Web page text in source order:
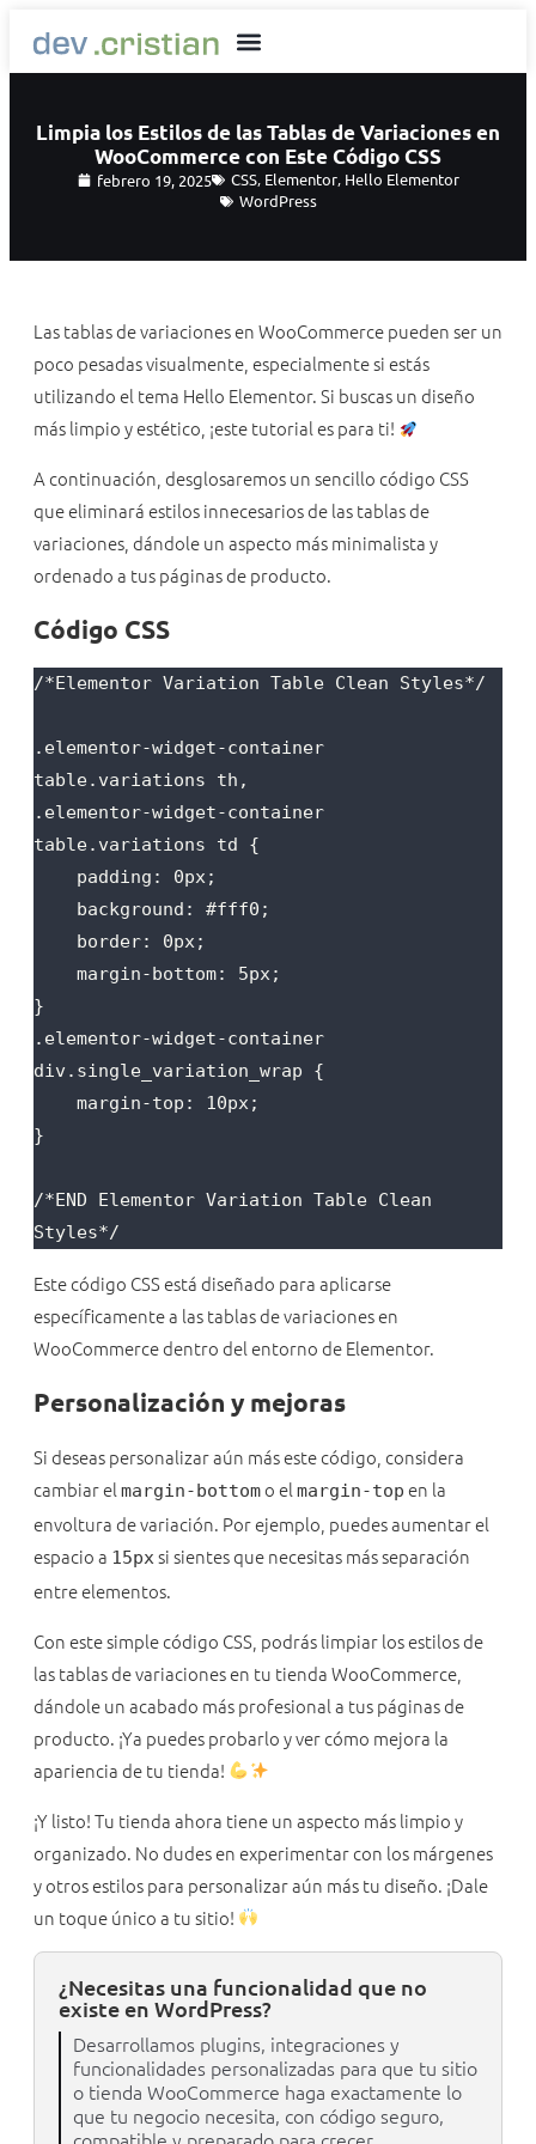
Limpia los Estilos de las Tablas de Variaciones en
WooCommerce con Este Código CSS
febrero 19, 2025 CSS, Elementor, Hello Elementor
WordPress
Las tablas de variaciones en WooCommerce pueden ser un
poco pesadas visualmente, especialmente si estás
utilizando el tema Hello Elementor. Si buscas un diseño
más limpio y estético, ¡este tutorial es para ti!
A continuación, desglosaremos un sencillo código CSS
que eliminará estilos innecesarios de las tablas de
variaciones, dándole un aspecto más minimalista y
ordenado a tus páginas de producto.
Código CSS
/*Elementor Variation Table Clean Styles*/
.elementor-widget-container
table.variations th,
.elementor-widget-container
table.variations td {
}
.elementor-widget-container
div.single_variation_wrap {
}
/*END Elementor Variation Table Clean
Styles*/
Este código CSS está diseñado para aplicarse
específicamente a las tablas de variaciones en
WooCommerce dentro del entorno de Elementor.
Personalización y mejoras
Si deseas personalizar aún más este código, considera
cambiar el margin-bottomo el margin-top en la
envoltura de variación. Por ejemplo, puedes aumentar el
espacio a 15pxsi sientes que necesitas más separación
entre elementos.
Con este simple código CSS, podrás limpiar los estilos de
las tablas de variaciones en tu tienda WooCommerce,
dándole un acabado más profesional a tus páginas de
producto. ¡Ya puedes probarlo y ver cómo mejora la
apariencia de tu tienda!
¡Y listo! Tu tienda ahora tiene un aspecto más limpio y
organizado. No dudes en experimentar con los márgenes
y otros estilos para personalizar aún más tu diseño. ¡Dale
un toque único a tu sitio!
¿Necesitas una funcionalidad que no
existe en WordPress?
Desarrollamos plugins, integraciones y
funcionalidades personalizadas para que tu sitio
o tienda WooCommerce haga exactamente lo
que tu negocio necesita, con código seguro,